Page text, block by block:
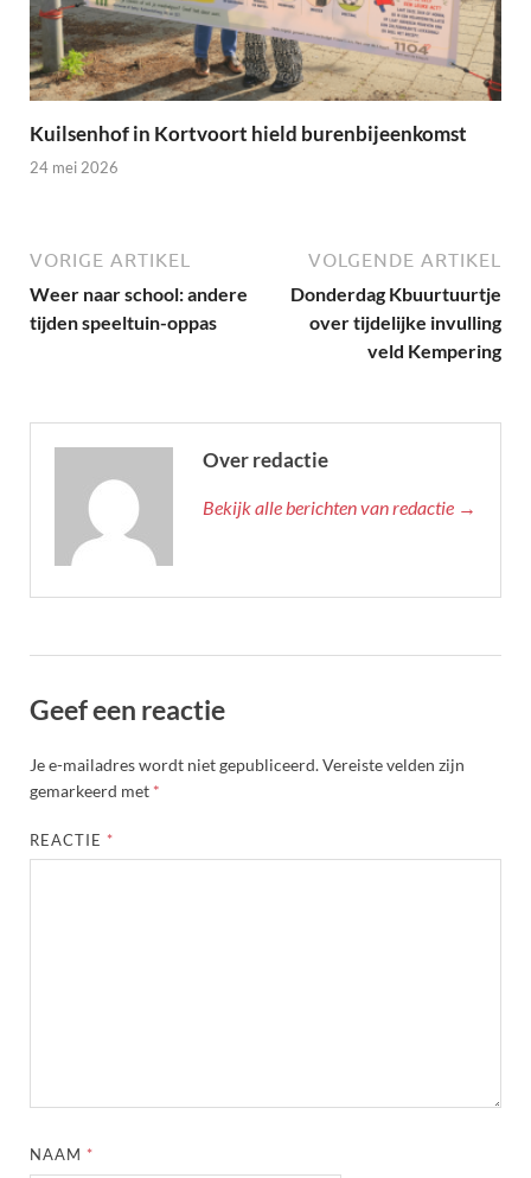
Kuilsenhof in Kortvoort hield burenbijeenkomst
24 mei 2026
VORIGE ARTIKEL
Weer naar school: andere
tijden speeltuin-oppas
VOLGENDE ARTIKEL
Donderdag Kbuurtuurtje
over tijdelijke invulling
veld Kempering
Over redactie
Bekijk alle berichten van redactie →
Geef een reactie
Je e-mailadres wordt niet gepubliceerd.Vereiste velden zijn
gemarkeerd met *
REACTIE *
NAAM *